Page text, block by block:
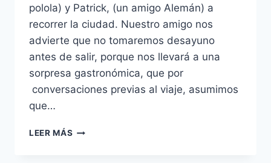
polola) y Patrick, (un amigo Alemán) a
recorrer la ciudad. Nuestro amigo nos
advierte que no tomaremos desayuno
antes de salir, porque nos llevará a una
sorpresa gastronómica, que por
conversaciones previas al viaje, asumimos
que…
LEER MÁS ALEMANIA